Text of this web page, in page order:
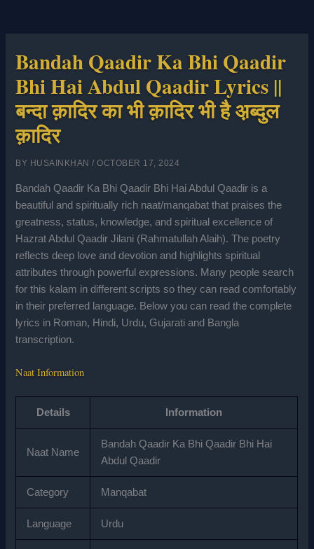
Bandah Qaadir Ka Bhi Qaadir
Bhi Hai Abdul Qaadir Lyrics ||
बन्दा क़ादिर का भी क़ादिर भी है अ़ब्दुल
क़ादिर
BY HUSAINKHAN/OCTOBER 17, 2024
Bandah Qaadir Ka Bhi Qaadir Bhi Hai Abdul Qaadir is a
beautiful and spiritually rich naat/manqabat that praises the
greatness, status, knowledge, and spiritual excellence of
Hazrat Abdul Qaadir Jilani (Rahmatullah Alaih). The poetry
reflects deep love and devotion and highlights spiritual
attributes through powerful expressions. Many people search
for this kalam in different scripts so they can read comfortably
in their preferred language. Below you can read the complete
lyrics in Roman, Hindi, Urdu, Gujarati and Bangla
transcription.
Naat Information
Details Information
Naat Name
Bandah Qaadir Ka Bhi Qaadir Bhi Hai
Abdul Qaadir
Category Manqabat
Language Urdu